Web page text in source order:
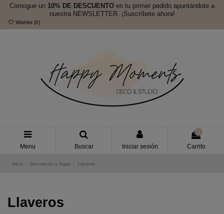
Consigue un 10% DE DESCUENTO en tu primer pedido apuntándote a
nuestra NEWSLETTER. ¡Suscríbete ahora!
Wishlist (0)
Menu Buscar Iniciar sesión Carrito
Inicio Decoración y hogar Llaveros
Llaveros